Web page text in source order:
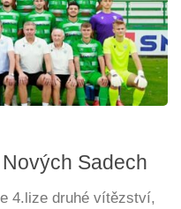
Sadech
4.lize druhé vítězství,